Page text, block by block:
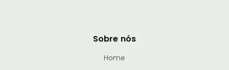
Sobre nós
Home